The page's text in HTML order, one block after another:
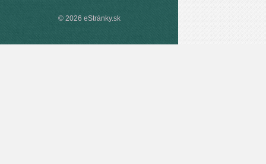
© 2026 eStránky.sk